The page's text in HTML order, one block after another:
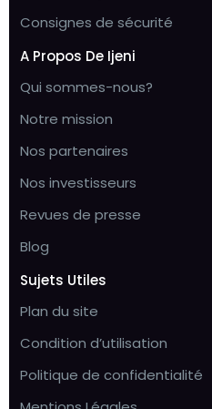
Consignes de sécurité
A Propos De Ijeni
Qui sommes-nous?
Notre mission
Nos partenaires
Nos investisseurs
Revues de presse
Blog
Sujets Utiles
Plan du site
Condition d’utilisation
Politique de confidentialité